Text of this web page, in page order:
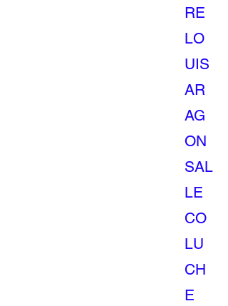
RE
LO
UIS
AR
AG
ON
SAL
LE
CO
LU
CH
E